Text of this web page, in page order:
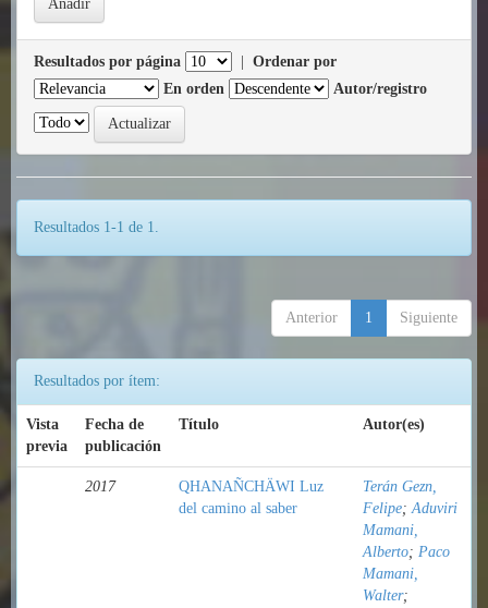
Resultados por página
Ordenar por
En orden
Autor/registro
Resultados 1-1 de 1.
Anterior 1 Siguiente
Resultados por ítem:
Vista
previa
Fecha de
publicación
Título Autor(es)
2017
QHANAÑCHÄWI Luz
del camino al saber
Terán Gezn,
Felipe;Aduviri
Mamani,
Alberto; Paco
Mamani,
Walter;